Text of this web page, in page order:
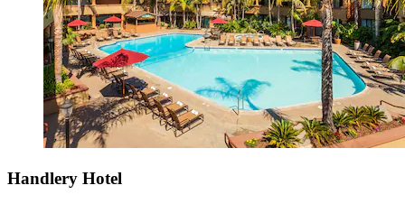
Handlery Hotel